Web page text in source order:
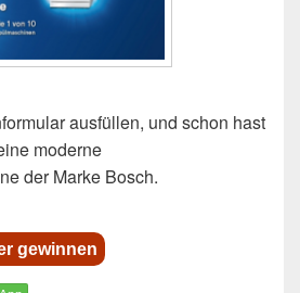
ausfüllen, und schon hast
moderne
der Marke Bosch.
gewinnen